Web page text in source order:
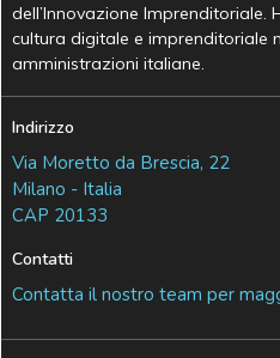
dell’Innovazione
cultura digitale e imprenditoriale
amministrazioni italiane.
Indirizzo
Via Moretto da Brescia, 22
Milano - Italia
CAP 20133
Contatti
Contatta il nostro team per